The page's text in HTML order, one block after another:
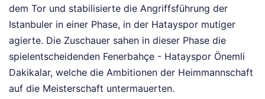
dem Tor und stabilisierte die Angriffsführung der
Istanbuler in einer Phase, in der Hatayspor mutiger
agierte. Die Zuschauer sahen in dieser Phase die
spielentscheidenden Fenerbahçe - Hatayspor Önemli
Dakikalar, welche die Ambitionen der Heimmannschaft
auf die Meisterschaft untermauerten.